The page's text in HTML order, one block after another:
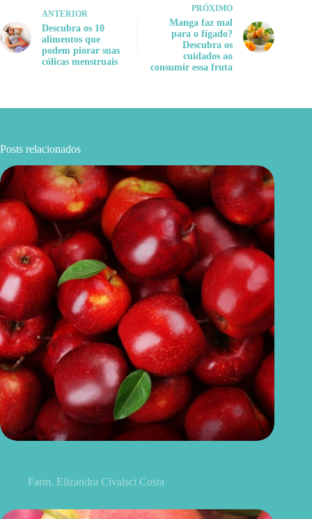
ANTERIOR
Descubra os 10
alimentos que
podem piorar suas
cólicas menstruais
PRÓXIMO
Manga faz mal
para o fígado?
Descubra os
cuidados ao
consumir essa fruta
Posts relacionados
Farm. Elizandra Civalsci Costa